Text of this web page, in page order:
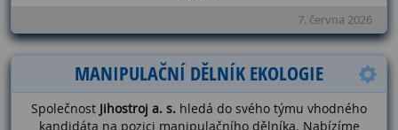
7. června 2026
MANIPULAČNÍ DĚLNÍK EKOLOGIE
Společnost Jihostroj a. s. hledá do svého týmu vhodného
kandidáta na pozici manipulačního dělníka. Nabízíme